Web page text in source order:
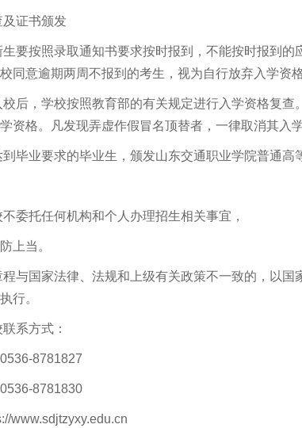
证书颁发
要按照录取通知书要求按时报到，不能按时报到
同意逾期两周不报到的考生，视为自行放弃入学资格
后，学校按照教育部的有关规定进行入学资格复
资格。凡发现弄虚作假冒名顶替者，一律取消其入学
毕业要求的毕业生，颁发山东交通职业学院普通高
委托任何机构和个人办理招生相关事宜，
上当。
与国家法律、法规和上级有关政策不一致的，以国
行。
系方式：
8781827
8781830
www.sdjtzyxy.edu.cn